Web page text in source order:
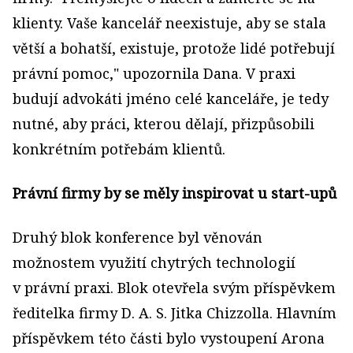
klienty. Vaše kancelář neexistuje, aby se stala
větší a bohatší, existuje, protože lidé potřebují
právní pomoc," upozornila Dana. V praxi
budují advokáti jméno celé kanceláře, je tedy
nutné, aby práci, kterou dělají, přizpůsobili
konkrétním potřebám klientů.
Právní firmy by se měly inspirovat u start-upů
Druhý blok konference byl věnován
možnostem využití chytrých technologií
v právní praxi. Blok otevřela svým příspěvkem
ředitelka firmy D. A. S. Jitka Chizzolla. Hlavním
příspěvkem této části bylo vystoupení Arona